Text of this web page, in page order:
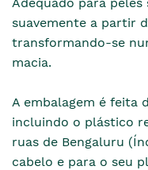
suavemente a partir
transformando-se
macia.
A embalagem é feita
incluindo o plástico
ruas de Bengaluru
cabelo e para o seu